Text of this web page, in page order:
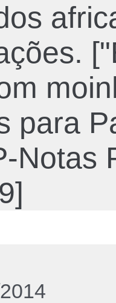
para
Notas